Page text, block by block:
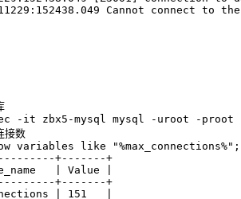
Cannot connect to
-it zbx5-mysql mysql -uroot -proot
接数
variables like "%max_connections%";
+-------+
| Value |
+-------+
| 151   |